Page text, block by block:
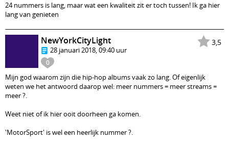
24 nummers is lang, maar wat een kwaliteit zit er toch tussen! Ik ga hier
lang van genieten
3,5
0
NewYorkCityLight
28 januari 2018, 09:40 uur
Mijn god waarom zijn die hip-hop albums vaak zo lang. Of eigenlijk
weten we het antwoord daarop wel: meer nummers = meer streams =
meer ?.
Weet niet of ik hier ooit doorheen ga komen.
'MotorSport' is wel een heerlijk nummer ?.